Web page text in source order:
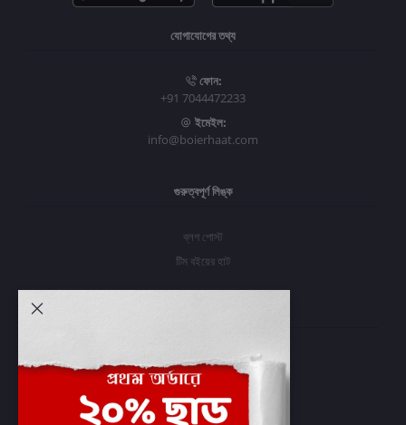
যোগাযোগের তথ্য
ফোন:
+91 7044472233
ইমেইল:
info@boierhaat.com
গুরুত্বপূর্ণ লিঙ্ক
ব্লগ পোস্ট
টিম বইয়ের হাট
প্রবেশ করুন
অর্ডার ইতিহাস
আমার ইচ্ছাগুলি